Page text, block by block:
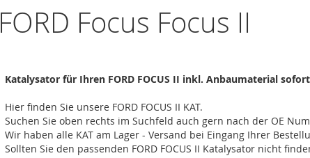
FORD Focus Focus II
Katalysator für Ihren FORD FOCUS II inkl. Anbaumaterial
Hier finden Sie unsere FORD FOCUS II KAT.
Suchen Sie oben rechts im Suchfeld auch gern nach der OE
Wir haben alle KAT am Lager - Versand bei Eingang Ihrer
Sollten Sie den passenden FORD FOCUS II Katalysator nicht